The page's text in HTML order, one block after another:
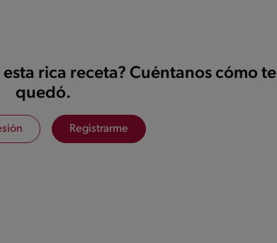
rica receta? Cuéntanos cómo te
quedó.
Registrarme